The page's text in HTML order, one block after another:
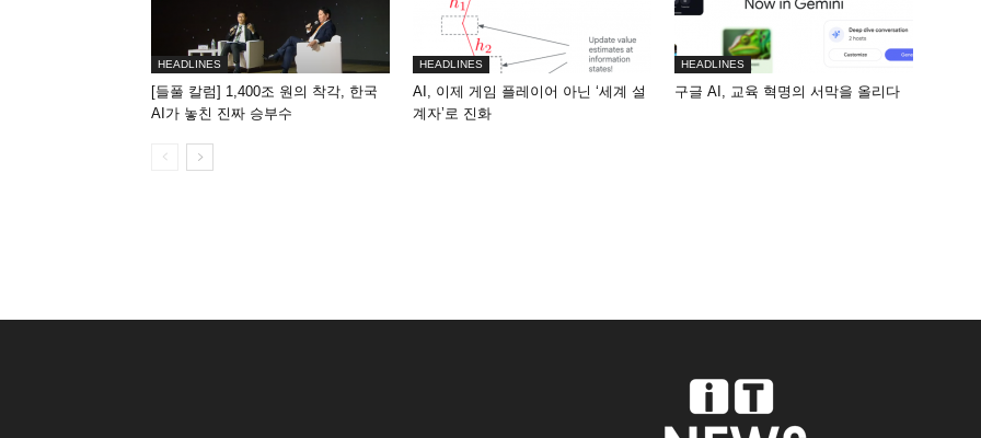
HEADLINES
[들풀 칼럼] 1,400조 원의 착각, 한국
AI가 놓친 진짜 승부수
HEADLINES
AI, 이제 게임 플레이어 아닌 ‘세계 설
계자’로 진화
HEADLINES
구글 AI, 교육 혁명의 서막을 올리다